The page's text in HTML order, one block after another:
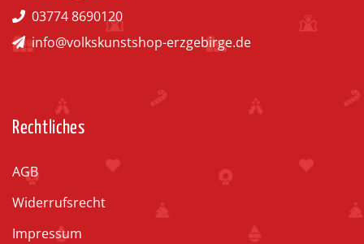
03774 8690120
info@volkskunstshop-erzgebirge.de
Rechtliches
AGB
Widerrufsrecht
Impressum